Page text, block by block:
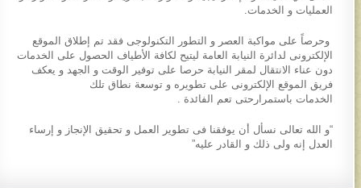
العمليات و الخدمات.
وحرصاً على مواكبة العصر و التطور التكنولوجى فقد تم إطلاق الموقع
الإلكترونى لدائرة النيابة العامة ليتيح لكافة الأطياف الحصول على الخدمات
دون عناء الانتقال لمقر النيابة حرصا على توفير الوقت و الجهد و يعكف
فريق الموقع الإلكترونى على تطويره و توسعة نطاق تلك
الخدمات باستمرارحتى تعم الفائدة .
“و الله تعالى نسأل أن يوفقنا فى تطوير العمل و تحقيق الإنجاز و إرساء
العدل إنه ولى ذلك و القادر عليه”